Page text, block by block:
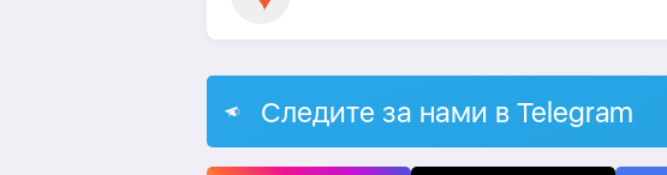
Следите за нами в Telegram